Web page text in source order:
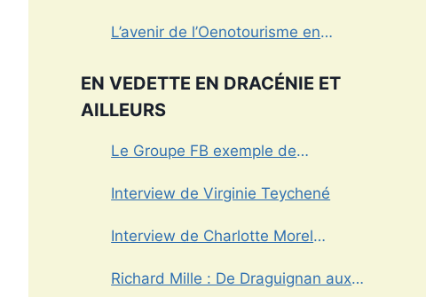
L’avenir de l’Oenotourisme en
EN VEDETTE EN DRACÉNIE ET
AILLEURS
Le Groupe FB exemple de
Interview de Virginie Teychené
Interview de Charlotte Morel
Richard Mille : De Draguignan aux